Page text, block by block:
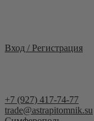
Вход / Регистрация
+7 (927) 417-74-77
trade@astrapitomnik.su